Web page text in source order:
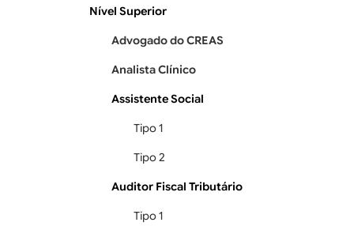
Nível Superior
Advogado do CREAS
Analista Clínico
Assistente Social
Tipo 1
Tipo 2
Auditor Fiscal Tributário
Tipo 1